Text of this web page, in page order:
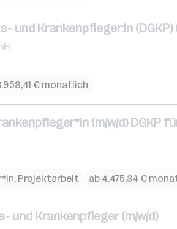
und Krankenpfleger:in (DGKP)
€ monatlich
(m/w/d) DGKP
Projektarbeit ab 4.475,34 €
und Krankenpfleger (m/w/d)